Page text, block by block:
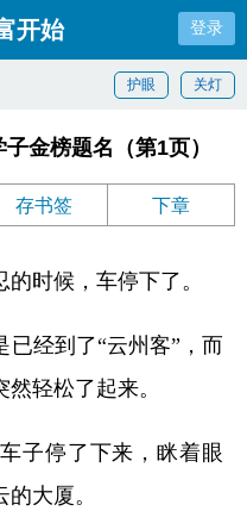
开始 登录
关灯
护眼
金榜题名（第1页）
存书签 下章
时候，车停下了。
经到了“云州客”，而
轻松了起来。
子停了下来，眯着眼
大厦。